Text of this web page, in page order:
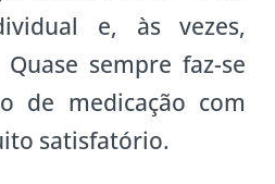
e, às vezes,
sempre faz-se
de medicação com
satisfatório.